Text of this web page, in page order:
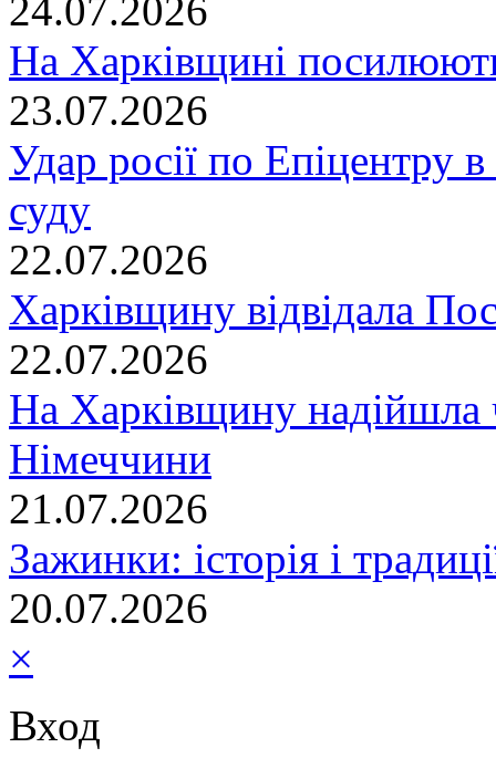
24.07.2026
На Харківщині
23.07.2026
Удар росії по Епіцентру
суду
22.07.2026
Харківщину відвідала
22.07.2026
На Харківщину надійшла
Німеччини
21.07.2026
Зажинки: історія і
20.07.2026
×
Вход